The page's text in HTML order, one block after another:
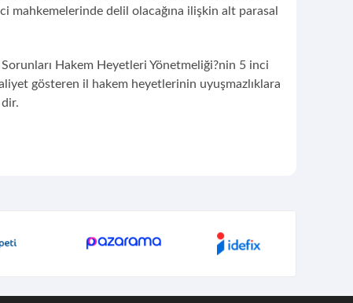
mahkemelerinde delil olacağına ilişkin alt parasal
Hakem Heyetleri Yönetmeliği?nin 5 inci
gösteren il hakem heyetlerinin uyuşmazlıklara